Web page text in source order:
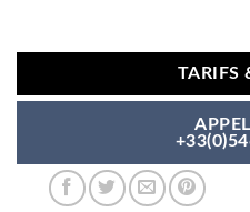
TARIFS